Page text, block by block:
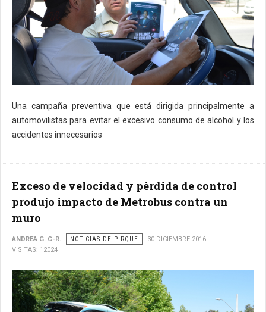
Una campaña preventiva que está dirigida principalmente a
automovilistas para evitar el excesivo consumo de alcohol y los
accidentes innecesarios
Exceso de velocidad y pérdida de control
produjo impacto de Metrobus contra un
muro
ANDREA G. C-R. NOTICIAS DE PIRQUE
30 DICIEMBRE 2016
VISITAS: 12024